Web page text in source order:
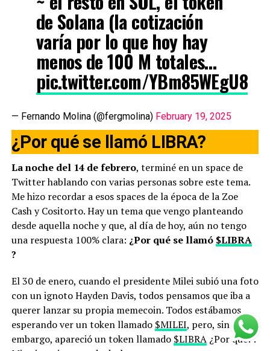
de Solana (la cotización
varía por lo que hoy hay
menos de 100 M totales…
pic.twitter.com/YBm85WEgU8
— Fernando Molina (@fergmolina) February 19, 2025
¿Por qué se llamó LIBRA?
La noche del 14 de febrero, terminé en un space de
Twitter hablando con varias personas sobre este tema.
Me hizo recordar a esos spaces de la época de la Zoe
Cash y Cositorto. Hay un tema que vengo planteando
desde aquella noche y que, al día de hoy, aún no tengo
una respuesta 100% clara: ¿Por qué se llamó $LIBRA
?
El 30 de enero, cuando el presidente Milei subió una foto
con un ignoto Hayden Davis, todos pensamos que iba a
querer lanzar su propia memecoin. Todos estábamos
esperando ver un token llamado $MILEI, pero, sin
embargo, apareció un token llamado $LIBRA¿Por qué? .